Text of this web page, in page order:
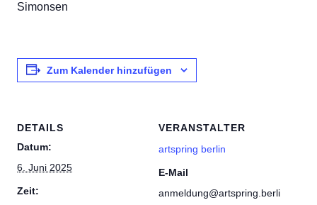
Simonsen
Zum Kalender hinzufügen
DETAILS
Datum:
6. Juni 2025
Zeit:
VERANSTALTER
artspring berlin
E-Mail
anmeldung@artspring.berli